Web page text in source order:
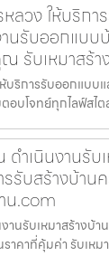
ลวง ให้บริกา
นรับออกแบ
รับเหมาสร้
บริการรับออกแบบ
บโจทย์ทุกไลฟ์สไ
ดำเนินงานรับ
บสร้างบ้าน
น.com
านรับเหมาสร้างบ้
าคาที่คุ้มค่า รับเหม